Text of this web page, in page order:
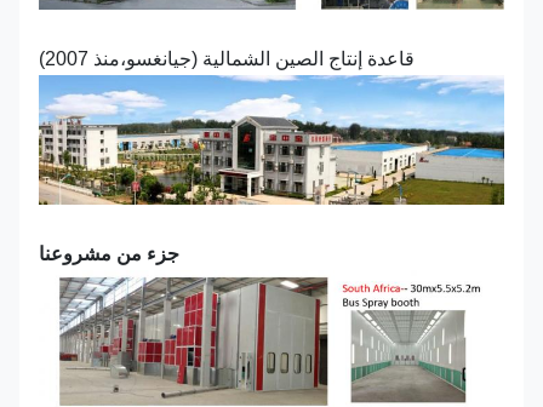
قاعدة إنتاج الصين الشمالية (جيانغسو،منذ 2007)
جزء من مشروعنا